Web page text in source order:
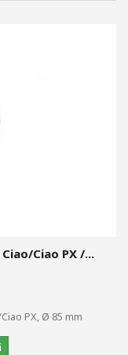
Ciao/Ciao PX /...
PX, Ø 85 mm